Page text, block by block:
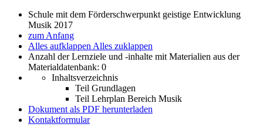
Schule mit dem Förderschwerpunkt geistige Entwicklung
Musik 2017
zum Anfang
Alles aufklappen Alles zuklappen
Anzahl der Lernziele und -inhalte mit Materialien aus der
Materialdatenbank: 0
Inhaltsverzeichnis
Teil Grundlagen
Teil Lehrplan Bereich Musik
Dokument als PDF herunterladen
Kontaktformular